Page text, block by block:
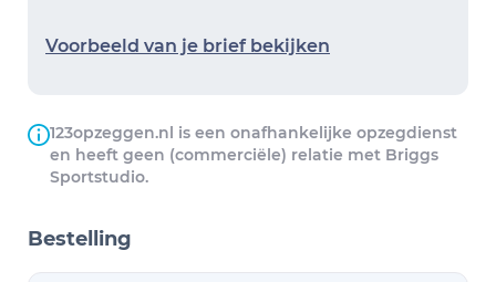
Voorbeeld van je brief bekijken
123opzeggen.nl is een onafhankelijke opzegdienst
en heeft geen (commerciële) relatie met Briggs
Sportstudio.
Bestelling